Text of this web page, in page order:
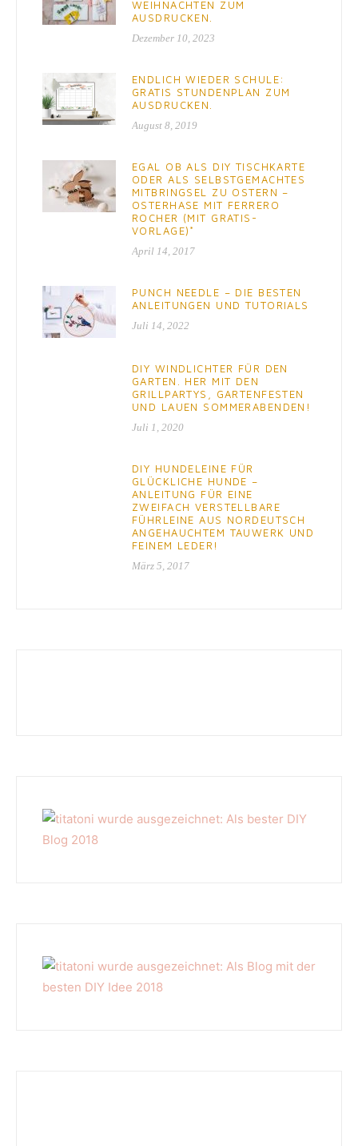
WEIHNACHTEN ZUM
AUSDRUCKEN.
Dezember 10, 2023
ENDLICH WIEDER SCHULE:
GRATIS STUNDENPLAN ZUM
AUSDRUCKEN.
August 8, 2019
EGAL OB ALS DIY TISCHKARTE
ODER ALS SELBSTGEMACHTES
MITBRINGSEL ZU OSTERN –
OSTERHASE MIT FERRERO
ROCHER (MIT GRATIS-
VORLAGE)*
April 14, 2017
PUNCH NEEDLE – DIE BESTEN
ANLEITUNGEN UND TUTORIALS
Juli 14, 2022
DIY WINDLICHTER FÜR DEN
GARTEN. HER MIT DEN
GRILLPARTYS, GARTENFESTEN
UND LAUEN SOMMERABENDEN!
Juli 1, 2020
DIY HUNDELEINE FÜR
GLÜCKLICHE HUNDE –
ANLEITUNG FÜR EINE
ZWEIFACH VERSTELLBARE
FÜHRLEINE AUS NORDEUTSCH
ANGEHAUCHTEM TAUWERK UND
FEINEM LEDER!
März 5, 2017